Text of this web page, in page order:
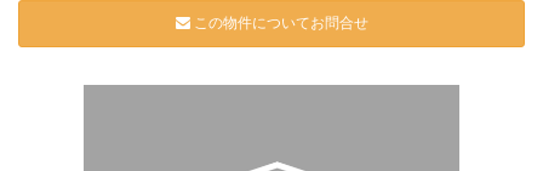
この物件についてお問合せ